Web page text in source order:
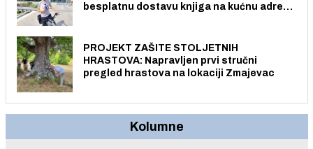
besplatnu dostavu knjiga na kućnu adresu
PROJEKT ZAŠITE STOLJETNIH
HRASTOVA: Napravljen prvi stručni
pregled hrastova na lokaciji Zmajevac
Kolumne